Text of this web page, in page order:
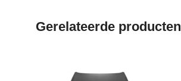
Gerelateerde producten